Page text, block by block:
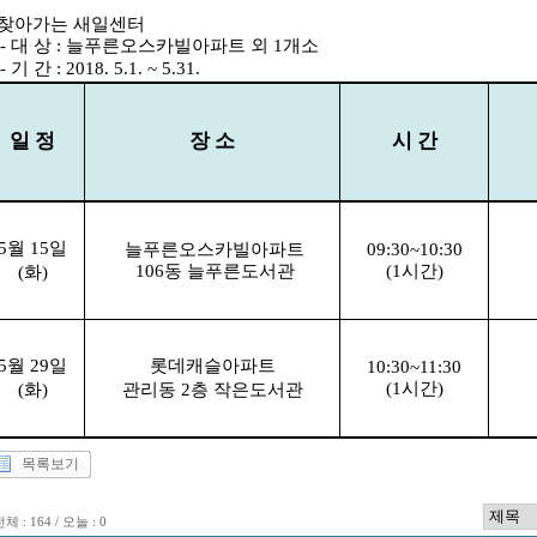
아가는 새일센터
상 : 늘푸른오스카빌아파트 외 1개소
간 : 2018. 5.1. ~ 5.31.
일 정 장 소 시 간
월 15일
(화)
늘푸른오스카빌아파트
106동 늘푸른도서관
09:30~10:30
(1시간)
월 29일
(화)
롯데캐슬아파트
관리동 2층 작은도서관
10:30~11:30
(1시간)
목록보기
체 : 164 / 오늘 : 0